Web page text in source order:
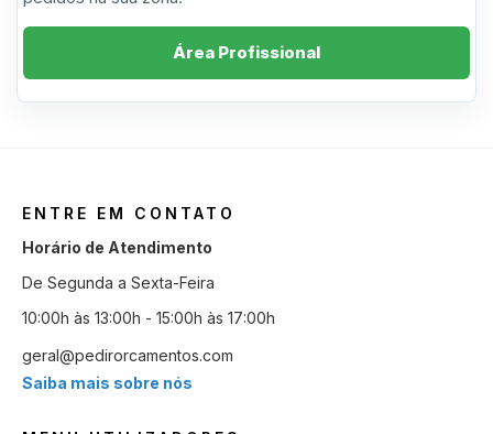
Área Profissional
ENTRE EM CONTATO
Horário de Atendimento
De Segunda a Sexta-Feira
10:00h às 13:00h - 15:00h às 17:00h
geral@pedirorcamentos.com
Saiba mais sobre nós